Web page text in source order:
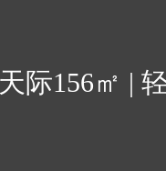
际156㎡ |